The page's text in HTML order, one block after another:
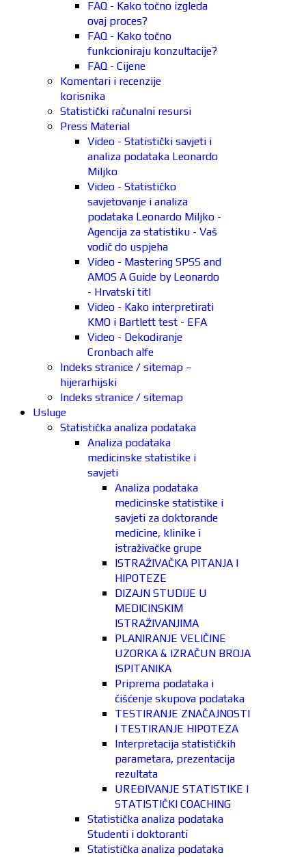
FAQ - Kako točno izgleda
ovaj proces?
FAQ - Kako točno
funkcioniraju konzultacije?
FAQ - Cijene
Komentari i recenzije
korisnika
Statistički računalni resursi
Press Material
Video - Statistički savjeti i
analiza podataka Leonardo
Miljko
Video - Statističko
savjetovanje i analiza
podataka Leonardo Miljko -
Agencija za statistiku - Vaš
vodič do uspjeha
Video - Mastering SPSS and
AMOS A Guide by Leonardo
- Hrvatski titl
Video - Kako interpretirati
KMO i Bartlett test - EFA
Video - Dekodiranje
Cronbach alfe
Indeks stranice / sitemap –
hijerarhijski
Indeks stranice / sitemap
Usluge
Statistička analiza podataka
Analiza podataka
medicinske statistike i
savjeti
Analiza podataka
medicinske statistike i
savjeti za doktorande
medicine, klinike i
istraživačke grupe
ISTRAŽIVAČKA PITANJA I
HIPOTEZE
DIZAJN STUDIJE U
MEDICINSKIM
ISTRAŽIVANJIMA
PLANIRANJE VELIČINE
UZORKA & IZRAČUN BROJA
ISPITANIKA
Priprema podataka i
čišćenje skupova podataka
TESTIRANJE ZNAČAJNOSTI
I TESTIRANJE HIPOTEZA
Interpretacija statističkih
parametara, prezentacija
rezultata
UREĐIVANJE STATISTIKE I
STATISTIČKI COACHING
Statistička analiza podataka
Studenti i doktoranti
Statistička analiza podataka